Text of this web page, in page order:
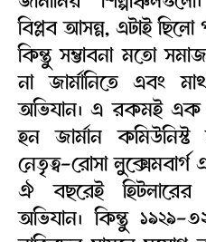
বিপ্লব আসন্ন, এটাই ছিলো
কিন্তু সম্ভাবনা মতো
না জার্মানিতে এবং
অভিযান। এ রকমই এক
হন জার্মান কমিউনিস্ট
নেতৃত্ব-রোসা
ঐ বছরেই
অভিযান। কিন্তু ১৯২৯-